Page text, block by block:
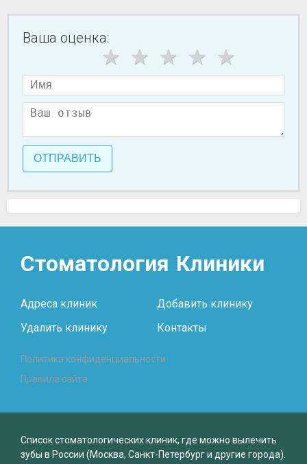
Ваша оценка:
ОТПРАВИТЬ
Стоматология Клиники
Адреса клиник
Добавить клинику
Удалить клинику
Контакты
Политика конфиденциальности
Правила сайта
Список стоматологических клиник, где можно вылечить
зубы в России (Москва, Санкт-Петербург и другие города).